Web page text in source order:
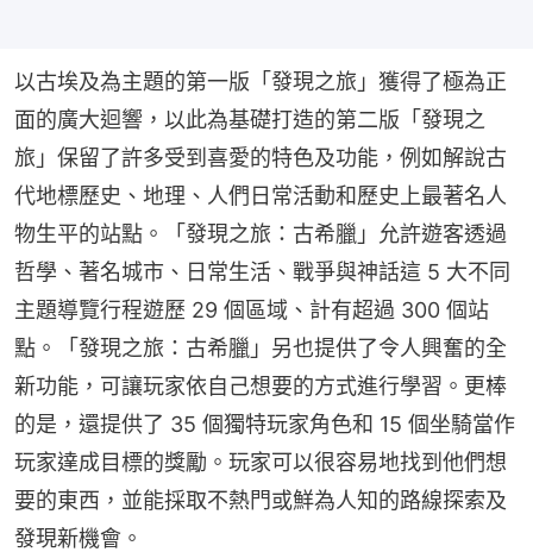
以古埃及為主題的第一版「發現之旅」獲得了極為正
面的廣大迴響，以此為基礎打造的第二版「發現之
旅」保留了許多受到喜愛的特色及功能，例如解說古
代地標歷史、地理、人們日常活動和歷史上最著名人
物生平的站點。「發現之旅：古希臘」允許遊客透過
哲學、著名城市、日常生活、戰爭與神話這 5 大不同
主題導覽行程遊歷 29 個區域、計有超過 300 個站
點。「發現之旅：古希臘」另也提供了令人興奮的全
新功能，可讓玩家依自己想要的方式進行學習。更棒
的是，還提供了 35 個獨特玩家角色和 15 個坐騎當作
玩家達成目標的獎勵。玩家可以很容易地找到他們想
要的東西，並能採取不熱門或鮮為人知的路線探索及
發現新機會。